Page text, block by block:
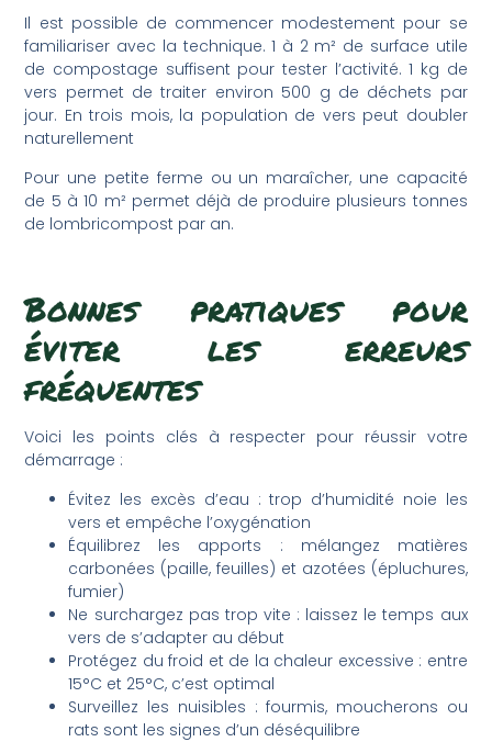
Il est possible de commencer modestement pour se
familiariser avec la technique. 1 à 2 m² de surface utile
de compostage suffisent pour tester l’activité. 1 kg de
vers permet de traiter environ 500 g de déchets par
jour. En trois mois, la population de vers peut doubler
naturellement
Pour une petite ferme ou un maraîcher, une capacité
de 5 à 10 m² permet déjà de produire plusieurs tonnes
de lombricompost par an.
Bonnes pratiques pour
éviter les erreurs
fréquentes
Voici les points clés à respecter pour réussir votre
démarrage :
Évitez les excès d’eau : trop d’humidité noie les
vers et empêche l’oxygénation
Équilibrez les apports : mélangez matières
carbonées (paille, feuilles) et azotées (épluchures,
fumier)
Ne surchargez pas trop vite : laissez le temps aux
vers de s’adapter au début
Protégez du froid et de la chaleur excessive : entre
15°C et 25°C, c’est optimal
Surveillez les nuisibles : fourmis, moucherons ou
rats sont les signes d’un déséquilibre